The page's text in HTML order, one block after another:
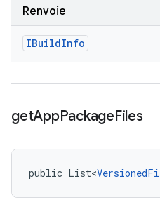
Renvoie
IBuildInfo
getAppPackageFiles
public List<